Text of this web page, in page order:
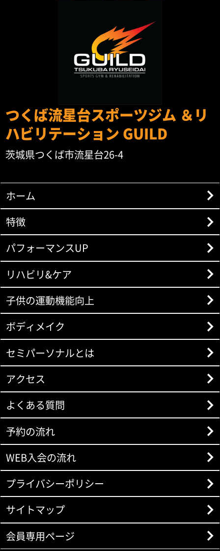
つくば流星台スポーツジム ＆リ
ハビリテーション GUILD
茨城県つくば市流星台26-4
ホーム
特徴
パフォーマンスUP
リハビリ&ケア
子供の運動機能向上
ボディメイク
セミパーソナルとは
アクセス
よくある質問
予約の流れ
WEB入会の流れ
プライバシーポリシー
サイトマップ
会員専用ページ